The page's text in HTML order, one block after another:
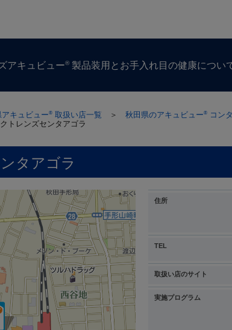
アキュビュー® 製品装用とお手入れ目の​健康に​つい
キュビュー® 取扱い店一覧 ＞ 秋田県のアキュビュー® コン
トレンズセンタアゴラ
タアゴラ
住所
TEL
取扱い店のサイト
実施プログラム